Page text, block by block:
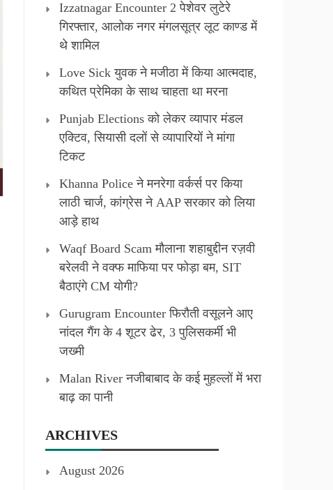
Izzatnagar Encounter 2 पेशेवर लुटेरे
गिरफ्तार, आलोक नगर मंगलसूत्र लूट काण्‍ड में
थे शामिल
Love Sick युवक ने मजीठा में किया आत्मदाह,
कथित प्रेमिका के साथ चाहता था मरना
Punjab Elections को लेकर व्यापार मंडल
एक्टिव, सियासी दलों से व्यापारियों ने मांगा
टिकट
Khanna Police ने मनरेगा वर्कर्स पर किया
लाठी चार्ज, कांग्रेस ने AAP सरकार को लिया
आड़े हाथ
Waqf Board Scam मौलाना शहाबुद्दीन रज़वी
बरेलवी ने वक्फ माफिया पर फोड़ा बम, SIT
बैठाएंगे CM योगी?
Gurugram Encounter फिरौती वसूलने आए
नांदल गैंग के 4 शूटर ढेर, 3 पुलिसकर्मी भी
जख्मी
Malan River नजीबाबाद के कई मुहल्लों में भरा
बाढ़ का पानी
ARCHIVES
August 2026